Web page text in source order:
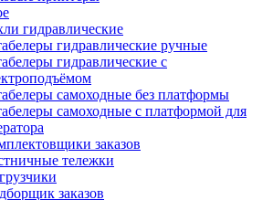
гидравлические
гидравлические ручные
гидравлические с
самоходные без платформы
самоходные с платформой для
заказов
тележки
заказов